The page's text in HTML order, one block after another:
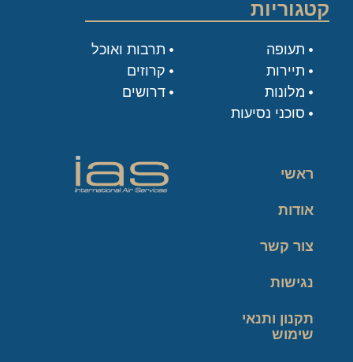
קטגוריות
תעופה
תיירות
מלונות
סוכני נסיעות
תרבות ואוכל
קרוזים
דרושים
ראשי
אודות
צור קשר
נגישות
תקנון ותנאי
שימוש